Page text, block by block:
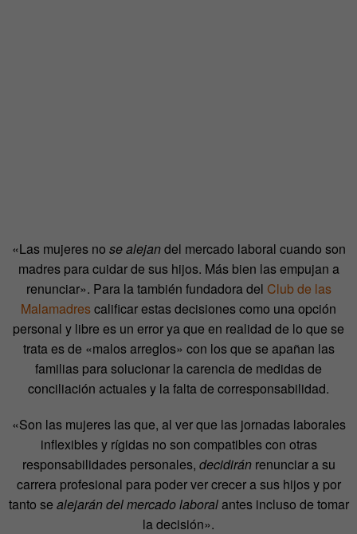
«Las mujeres no se alejandel mercado laboral cuando son
madres para cuidar de sus hijos. Más bien las empujan a
renunciar». Para la también fundadora del Club de las
Malamadrescalificar estas decisiones como una opción
personal y libre es un error ya que en realidad de lo que se
trata es de «malos arreglos» con los que se apañan las
familias para solucionar la carencia de medidas de
conciliación actuales y la falta de corresponsabilidad.
«Son las mujeres las que, al ver que las jornadas laborales
inflexibles y rígidas no son compatibles con otras
responsabilidades personales, decidiránrenunciar a su
carrera profesional para poder ver crecer a sus hijos y por
tanto se alejarán del mercado laboralantes incluso de tomar
la decisión».